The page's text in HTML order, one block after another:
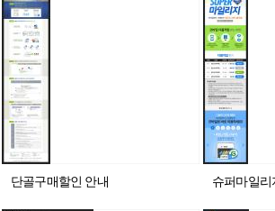
단골구매할인 안내 슈퍼마일리